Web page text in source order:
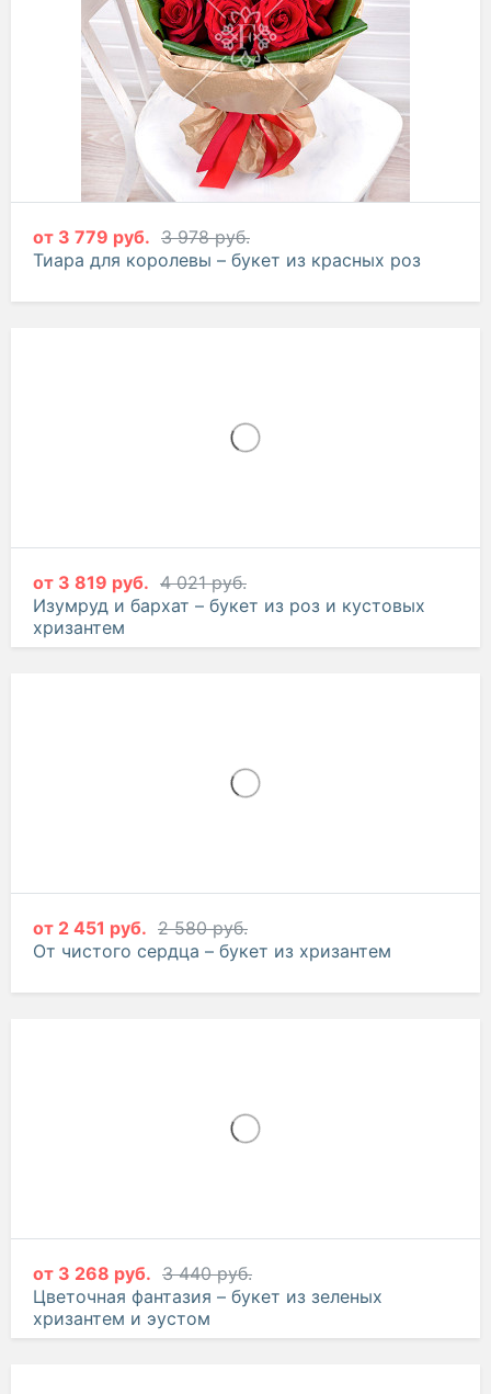
от 3 779 руб. 3 978 руб.
Тиара для королевы – букет из красных роз
от 3 819 руб. 4 021 руб.
Изумруд и бархат – букет из роз и кустовых
хризантем
от 2 451 руб. 2 580 руб.
От чистого сердца – букет из хризантем
от 3 268 руб. 3 440 руб.
Цветочная фантазия – букет из зеленых
хризантем и эустом